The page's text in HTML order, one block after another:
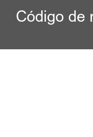
Código de